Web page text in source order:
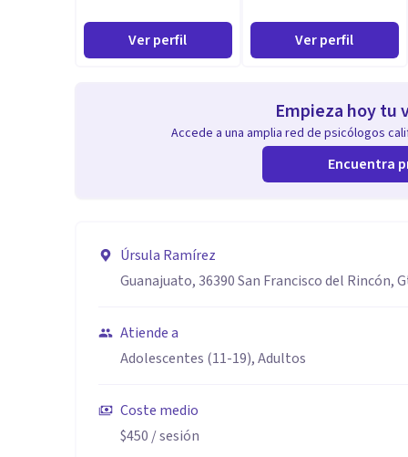
Ver perfil Ver perfil
Empieza hoy tu
Accede a una amplia red de psicólogos
Encuentra
Úrsula Ramírez
Guanajuato, 36390 San Francisco del Rincón,
Atiende a
Adolescentes (11-19), Adultos
Coste medio
$450 / sesión